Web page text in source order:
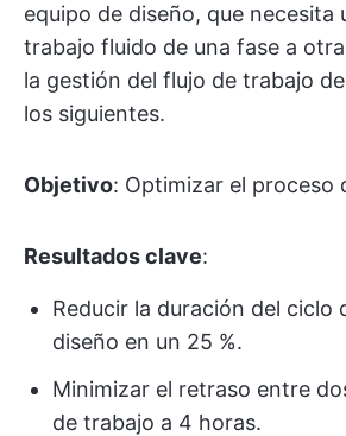
equipo de diseño, que necesita
trabajo fluido de una fase a
la gestión del flujo de trabajo
los siguientes.
Objetivo: Optimizar el proceso
Resultados clave:
Reducir la duración del ciclo
diseño en un 25 %.
Minimizar el retraso entre
de trabajo a 4 horas.